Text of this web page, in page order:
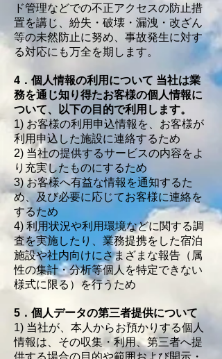
ド管理などでの不正アクセスの防止措
置を講じ、紛失・破壊・漏洩・改ざん
等の未然防止に努め、事故発生に対す
る対応にも万全を期します。
4．個人情報の利用について 当社は業
務を通じ知り得たお客様の個人情報に
ついて、以下の目的で利用します。
1) お客様の利用申込情報を、お客様が
利用申込した施設に連絡するため
2) 当社の提供するサービスの内容をよ
り充実したものにするため
3) お客様へ有益な情報を通知するた
め、及び必要に応じてお客様に連絡を
するため
4) 利用状況や利用環境などに関する調
査を実施したり、業務提携をした宿泊
施設や社内向けにさまざまな報告（属
性の集計・分析等個人を特定できない
様式に限る）を行うため
5．個人データの第三者提供について
1) 当社が、本人からお預かりする個人
情報は、その収集・利用、第三者へ提
供する場合の目的や範囲および開示・